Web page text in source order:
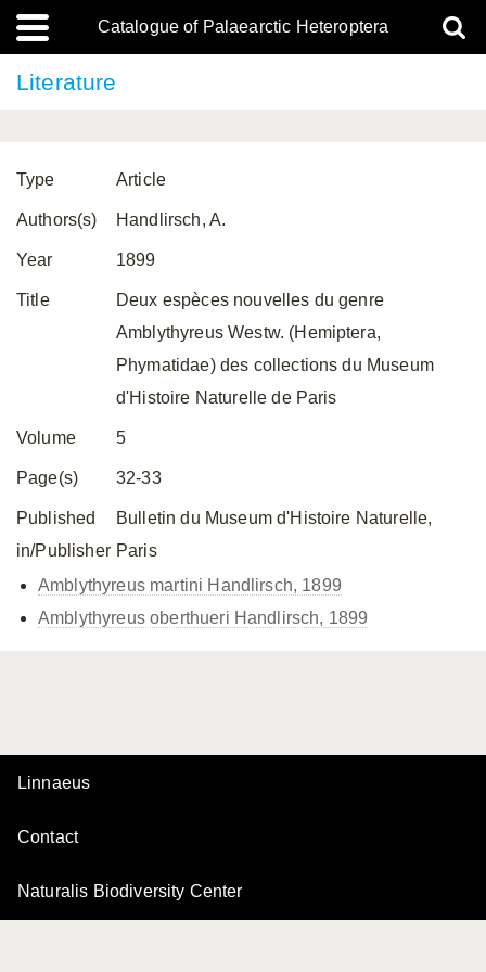
Catalogue of Palaearctic Heteroptera
Literature
Type Article
Authors(s) Handlirsch, A.
Year 1899
Title
Deux espèces nouvelles du genre
Amblythyreus Westw. (Hemiptera,
Phymatidae) des collections du Museum
d'Histoire Naturelle de Paris
Volume 5
Page(s) 32-33
Published
in/Publisher
Bulletin du Museum d'Histoire Naturelle,
Paris
Amblythyreus martini Handlirsch, 1899
Amblythyreus oberthueri Handlirsch, 1899
Linnaeus
Contact
Naturalis Biodiversity Center